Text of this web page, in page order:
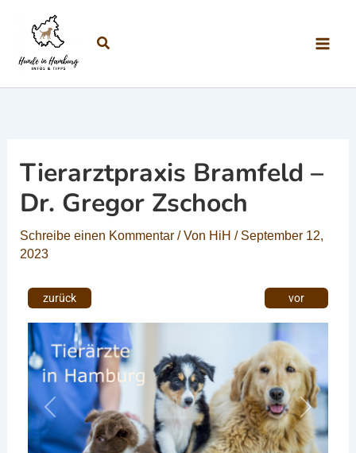
Suchen
Tierarztpraxis Bramfeld –
Dr. Gregor Zschoch
Schreibe einen Kommentar / Von HiH / September 12,
2023
Vorheriges